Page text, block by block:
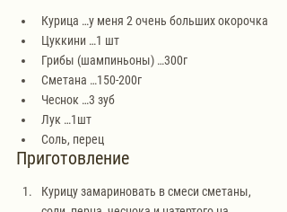
Курица …у меня 2 очень больших окорочка
Цуккини …1 шт
Грибы (шампиньоны) …300г
Сметана …150-200г
Чеснок …3 зуб
Лук …1шт
Соль, перец
Приготовление
Курицу замариновать в смеси сметаны,